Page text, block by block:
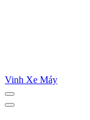
Vinh Xe Máy